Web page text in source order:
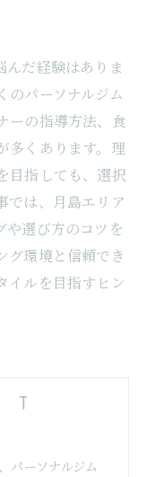
んだ経験はありま
のパーソナルジム
ーの指導方法、食
多くあります。理
目指しても、選択
では、月島エリア
や選び方のコツを
グ環境と信頼でき
イルを目指すヒン
パーソナルジム